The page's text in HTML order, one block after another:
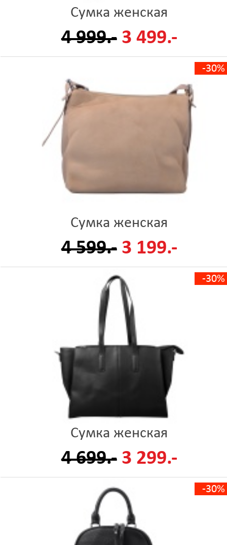
Сумка женская
4 999.- 3 499.-
-30%
Сумка женская
4 599.- 3 199.-
-30%
Сумка женская
4 699.- 3 299.-
-30%